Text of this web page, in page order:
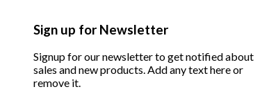
Sign up for Newsletter
Signup for our newsletter to get notified about
sales and new products. Add any text here or
remove it.